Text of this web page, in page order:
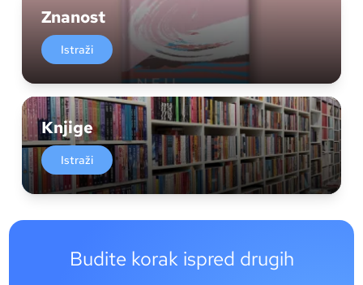
Znanost
Istraži
Knjige
Istraži
Budite korak ispred drugih